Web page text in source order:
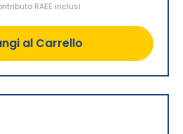
RAEE inclusi
al Carrello